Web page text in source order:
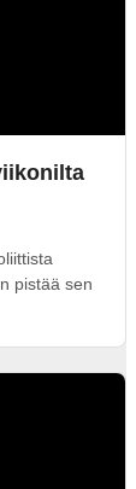
pistää sen